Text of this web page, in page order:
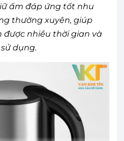
ấm đáp ứng tốt nhu
thường xuyên, giúp
được nhiều thời gian và
dụng.